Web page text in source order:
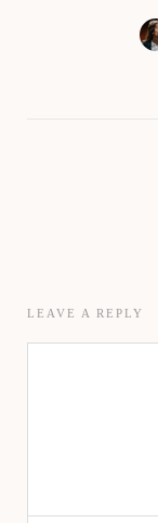
LEAVE A REPLY